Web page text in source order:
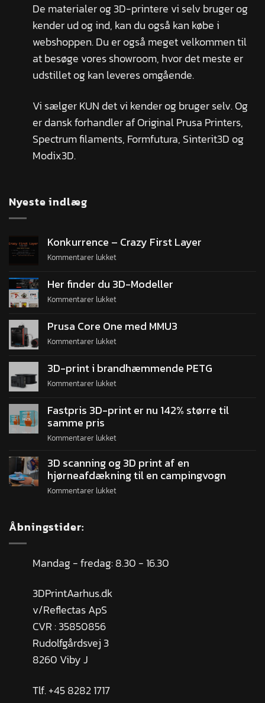
De materialer og 3D-printere vi selv bruger og
kender ud og ind, kan du også kan købe i
webshoppen. Du er også meget velkommen til
at besøge vores showroom, hvor det meste er
udstillet og kan leveres omgående.
Vi sælger KUN det vi kender og bruger selv. Og
er dansk forhandler af Original Prusa Printers,
Spectrum filaments, Formfutura, Sinterit3D og
Modix3D.
Nyeste indlæg
Konkurrence – Crazy First Layer
Kommentarer lukket
Her finder du 3D-Modeller
Kommentarer lukket
Prusa Core One med MMU3
Kommentarer lukket
3D-print i brandhæmmende PETG
Kommentarer lukket
Fastpris 3D-print er nu 142% større til
samme pris
Kommentarer lukket
3D scanning og 3D print af en
hjørneafdækning til en campingvogn
Kommentarer lukket
Åbningstider:
Mandag - fredag: 8.30 - 16.30
3DPrintAarhus.dk
v/Reflectas ApS
CVR : 35850856
Rudolfgårdsvej 3
8260 Viby J
Tlf. +45 8282 1717